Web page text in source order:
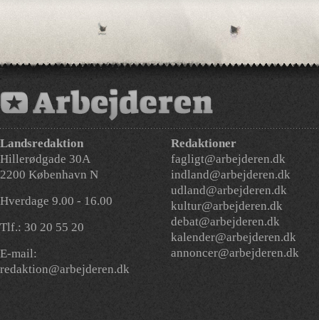
Landsredaktion
Hillerødgade 30A
2200 København N
Hverdage 9.00 - 16.00
Tlf.: 30 20 55 20
E-mail:
redaktion@arbejderen.dk
Redaktioner
fagligt@arbejderen.dk
indland@arbejderen.dk
udland@arbejderen.dk
kultur@arbejderen.dk
debat@arbejderen.dk
kalender@arbejderen.dk
annoncer@arbejderen.dk